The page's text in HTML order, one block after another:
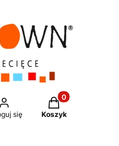
się
Produkty w
Koszyk